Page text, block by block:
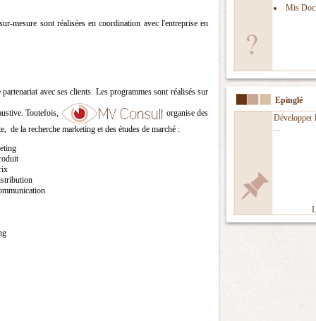
Mis
Epinglé
Développer
...
mesure sont réalisées en coordination avec l'entreprise en
avec ses clients. Les programmes sont réalisés sur
Toutefois,
organise des
de la recherche marketing et des études de marché :